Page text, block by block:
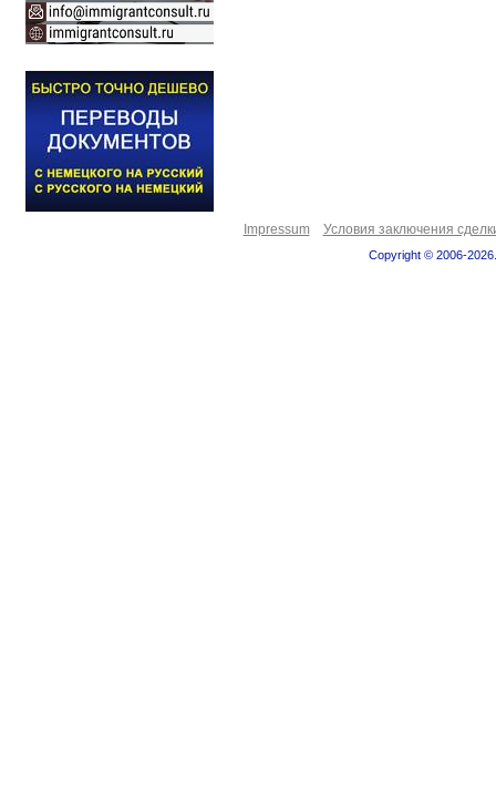
Impressum Условия заключения
Copyright © 2006-